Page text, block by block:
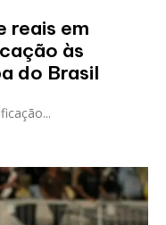
reais em
às
do Brasil